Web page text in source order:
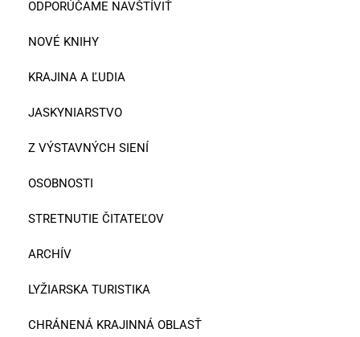
ODPORÚČAME NAVŠTÍVIŤ
NOVÉ KNIHY
KRAJINA A ĽUDIA
JASKYNIARSTVO
Z VÝSTAVNÝCH SIENÍ
OSOBNOSTI
STRETNUTIE ČITATEĽOV
ARCHÍV
LYŽIARSKA TURISTIKA
CHRÁNENÁ KRAJINNÁ OBLASŤ